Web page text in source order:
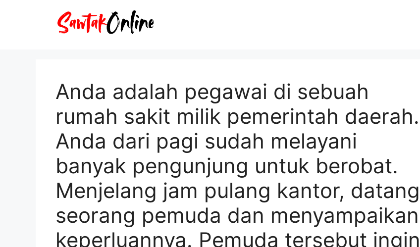
Anda adalah pegawai di sebuah
rumah sakit milik pemerintah daerah.
Anda dari pagi sudah melayani
banyak pengunjung untuk berobat.
Menjelang jam pulang kantor, datang
seorang pemuda dan menyampaikan
keperluannya. Pemuda tersebut ingin